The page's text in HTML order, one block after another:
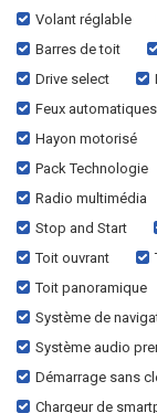
Volant réglable
Barres de toit
Drive select
Feux automatiques
Hayon motorisé
Pack Technologie
Radio multimédia
Stop and Start
Toit ouvrant
Toit panoramique
Système de
Système audio
Démarrage sans
Chargeur de